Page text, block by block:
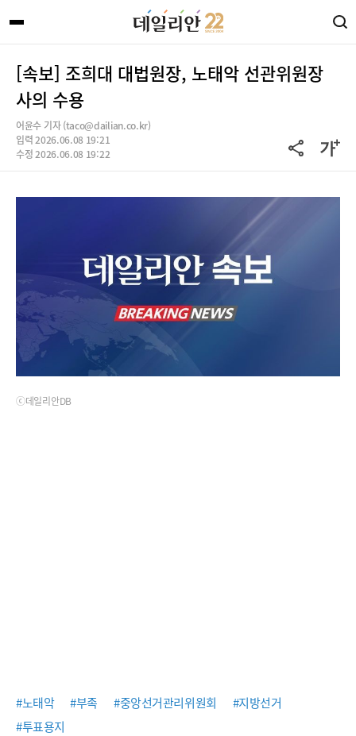
[속보] 조희대 대법원장, 노태악 선관위원장
사의 수용
어윤수 기자 (taco@dailian.co.kr)
입력 2026.06.08 19:21
수정 2026.06.08 19:22
ⓒ데일리안DB
#노태악 #부족 #중앙선거관리위원회
#지방선거
#투표용지